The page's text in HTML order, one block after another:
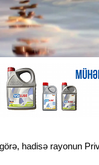
hadisə rayonun